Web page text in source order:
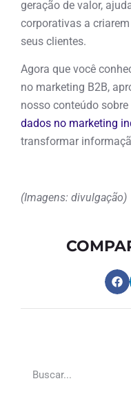
geração de valor,
corporativas a
seus clientes.
Agora que você
no marketing B2B,
nosso conteúdo sobre
dados no marketing
transformar
(Imagens: divulgação)